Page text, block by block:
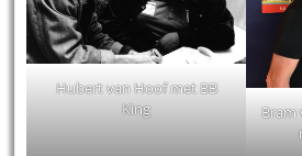
Hubert van Hoof met BB
King
Bram